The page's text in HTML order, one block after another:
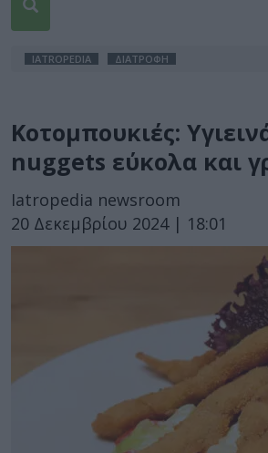
IATROPEDIA ΔΙΑΤΡΟΦΗ
Κοτομπουκιές:
nuggets εύκολα και
Iatropedia newsroom
20 Δεκεμβρίου 2024 | 18:01